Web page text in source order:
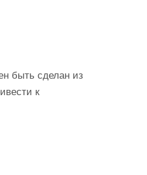
быть сделан из
к